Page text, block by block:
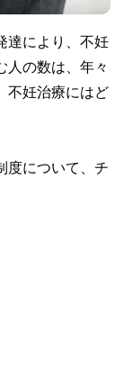
達により、不妊
人の数は、年々
不妊治療にはど
度について、チ